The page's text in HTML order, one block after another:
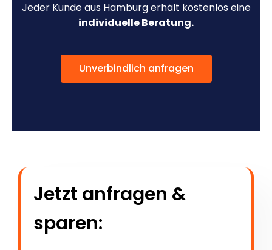
Jeder Kunde aus Hamburg erhält kostenlos eine
individuelle Beratung.
Unverbindlich anfragen
Jetzt anfragen &
sparen: